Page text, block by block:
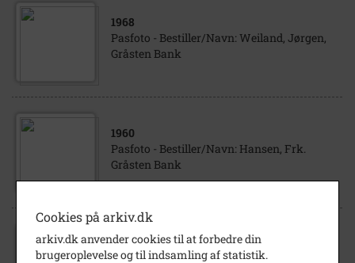
1968
Pasfoto - Bestiller/Navn: Weiland, Jørgen,
Gråsten Bank
1960
Pasfoto - Bestiller/Navn: Hansen, Frk.
Gråsten Bank
1970
Cookies på arkiv.dk
arkiv.dk anvender cookies til at forbedre din
brugeroplevelse og til indsamling af statistik.